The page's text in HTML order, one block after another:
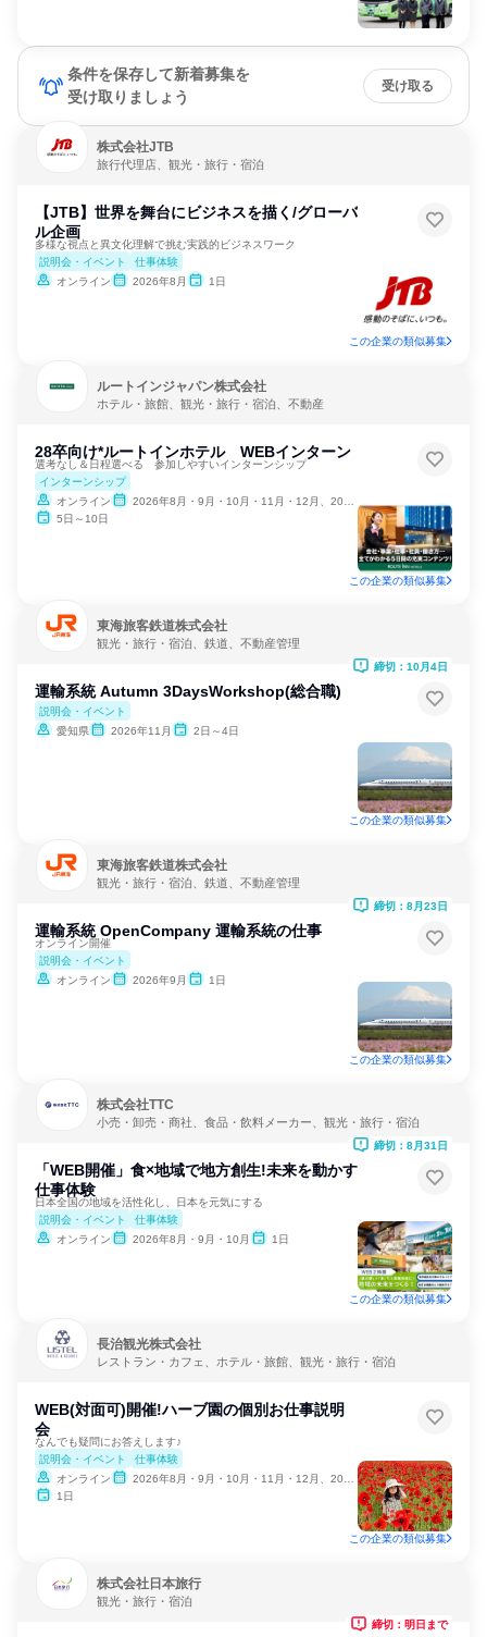
条件を保存して新着募集を
受け取りましょう
受け取る
株式会社JTB
旅行代理店、観光・旅行・宿泊
【JTB】世界を舞台にビジネスを描く/グローバ
ル企画
多様な視点と異文化理解で挑む実践的ビジネスワーク
説明会・イベント
仕事体験
オンライン
2026年8月 1日
この企業の類似募集
ルートインジャパン株式会社
ホテル・旅館、観光・旅行・宿泊、不動産
28卒向け*ルートインホテル WEBインターン
選考なし＆日程選べる 参加しやすいインターンシップ
インターンシップ
オンライン
2026年8月・9月・10月・11月・12月、2027年1月
5日～10日
この企業の類似募集
東海旅客鉄道株式会社
観光・旅行・宿泊、鉄道、不動産管理
運輸系統 Autumn 3DaysWorkshop(総合職)
説明会・イベント
愛知県
2026年11月 2日～4日
締切：10月4日
この企業の類似募集
東海旅客鉄道株式会社
観光・旅行・宿泊、鉄道、不動産管理
運輸系統 OpenCompany 運輸系統の仕事
オンライン開催
説明会・イベント
オンライン
2026年9月 1日
締切：8月23日
この企業の類似募集
株式会社TTC
小売・卸売・商社、食品・飲料メーカー、観光・旅行・宿泊
「WEB開催」食×地域で地方創生!未来を動かす
仕事体験
日本全国の地域を活性化し、日本を元気にする
説明会・イベント
仕事体験
オンライン
2026年8月・9月・10月 1日
締切：8月31日
この企業の類似募集
長治観光株式会社
レストラン・カフェ、ホテル・旅館、観光・旅行・宿泊
WEB(対面可)開催!ハーブ園の個別お仕事説明
会
なんでも疑問にお答えします♪
説明会・イベント
仕事体験
オンライン
2026年8月・9月・10月・11月・12月、2027年1月・2月
1日
この企業の類似募集
株式会社日本旅行
観光・旅行・宿泊
締切：明日まで